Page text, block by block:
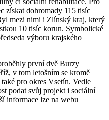
získat dohromady 115 tisíc
mezi nimi i Zlínský kraj, který
10 tisíc korun. Symbolické
výboru krajského
první dvě Burzy
v tom letošním se kromě
pro okres Vsetín. Vedle
podat svůj projekt i sociální
informace lze na webu